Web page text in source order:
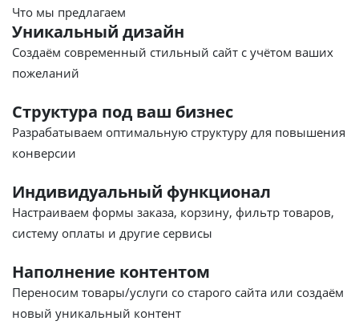
Что мы предлагаем
Уникальный дизайн
Создаём современный стильный сайт с учётом ваших
пожеланий
Структура под ваш бизнес
Разрабатываем оптимальную структуру для повышения
конверсии
Индивидуальный функционал
Настраиваем формы заказа, корзину, фильтр товаров,
систему оплаты и другие сервисы
Наполнение контентом
Переносим товары/услуги со старого сайта или создаём
новый уникальный контент